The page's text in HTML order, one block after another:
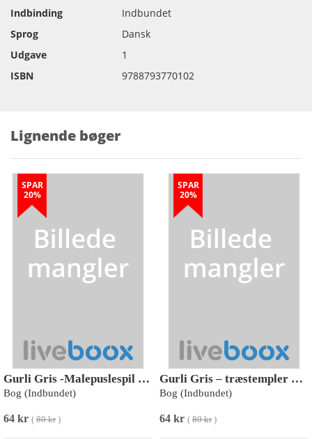
Indbinding
Indbundet
Sprog
Dansk
Udgave
1
ISBN
9788793770102
Lignende bøger
SPAR
20%
Gurli Gris -Malepuslespil med Gurli Gris
Bog (Indbundet)
64 kr ( 80 kr)
SPAR
20%
Gurli Gris – træstempler med Gurli Gris motiver
Bog (Indbundet)
64 kr ( 80 kr)